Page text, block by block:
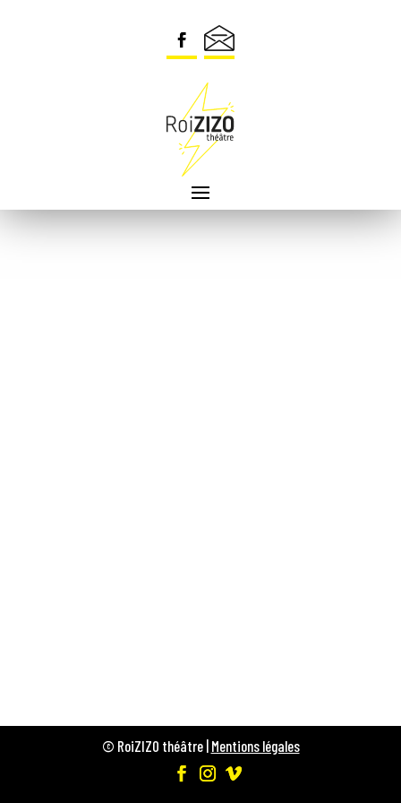
Commentaires récents
© RoiZIZO théâtre | Mentions légales